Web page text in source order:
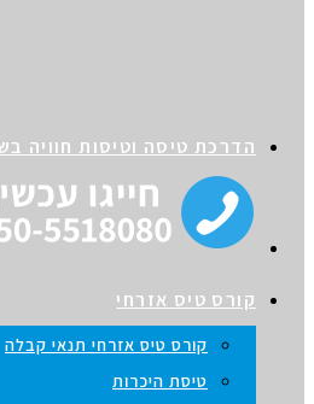
טיסה וטיסות חוויה בשמי הארץ
טיס אזרחי
קורס טיס אזרחי תנאי קבלה
טיסת היכרות